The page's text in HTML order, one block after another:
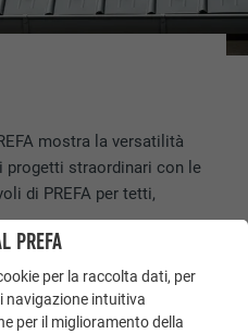
mostra la versatilità
progetti straordinari con le
di PREFA per tetti,
PREFA
per la raccolta dati, per
navigazione intuitiva
per il miglioramento della